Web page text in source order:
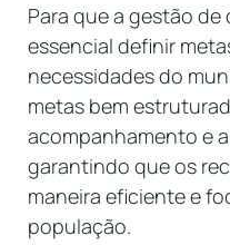
Para que a gestão
essencial definir
necessidades do
metas bem
acompanhamento e
garantindo que os
maneira eficiente e
população.